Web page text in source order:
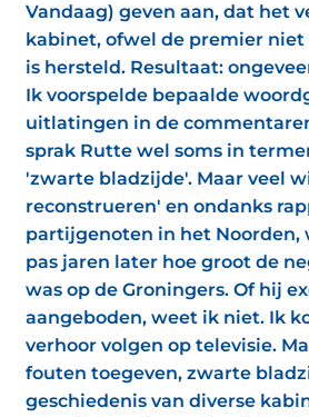
Vandaag) geven aan, dat het
kabinet, ofwel de premier
is hersteld. Resultaat:
Ik voorspelde bepaalde
uitlatingen in de
sprak Rutte wel soms in
'zwarte bladzijde'. Maar veel
reconstrueren' en ondanks
partijgenoten in het Noorden,
pas jaren later hoe groot de
was op de Groningers. Of hij
aangeboden, weet ik niet. Ik
verhoor volgen op televisie.
fouten toegeven, zwarte
geschiedenis van diverse